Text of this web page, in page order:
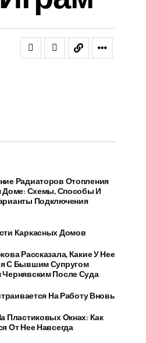
Радиаторов Отопления
Доме: Схемы, Способы И
Подключения
Каркасных Домов
Рассказала, Какие У Нее
С Бывшим Супругом
После Суда
На Работу Вновь
Пластиковых Окнах: Как
От Нее Навсегда